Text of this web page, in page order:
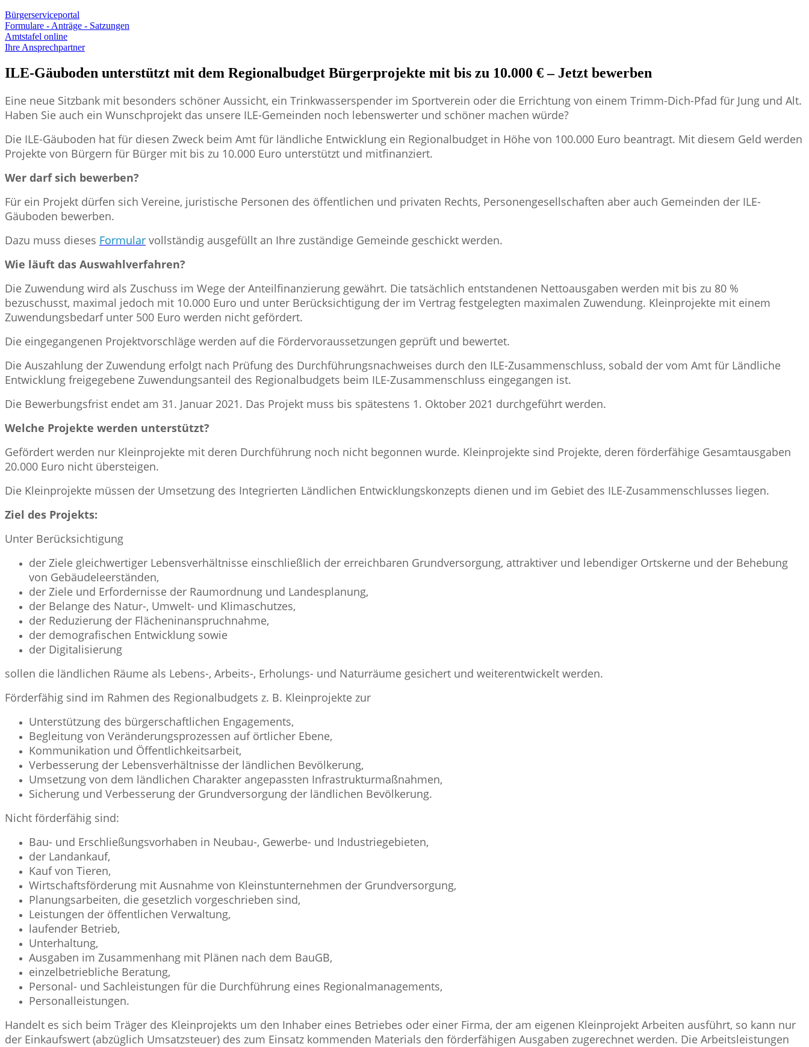
Bürgerserviceportal
Formulare - Anträge - Satzungen
Amtstafel online
Ihre Ansprechpartner
ILE-Gäuboden unterstützt mit dem Regionalbudget Bürgerprojekte mit bis zu 10.000 € – Jetzt bewerben
Eine neue Sitzbank mit besonders schöner Aussicht, ein Trinkwasserspender im Sportverein oder die Errichtung von einem Trimm-Dich-Pfad für Jung und Alt.
Haben Sie auch ein Wunschprojekt das unsere ILE-Gemeinden noch lebenswerter und schöner machen würde?
Die ILE-Gäuboden hat für diesen Zweck beim Amt für ländliche Entwicklung ein Regionalbudget in Höhe von 100.000 Euro beantragt. Mit diesem Geld werden
Projekte von Bürgern für Bürger mit bis zu 10.000 Euro unterstützt und mitfinanziert.
Wer darf sich bewerben?
Für ein Projekt dürfen sich Vereine, juristische Personen des öffentlichen und privaten Rechts, Personengesellschaften aber auch Gemeinden der ILE-
Gäuboden bewerben.
Dazu muss dieses Formular vollständig ausgefüllt an Ihre zuständige Gemeinde geschickt werden.
Wie läuft das Auswahlverfahren?
Die Zuwendung wird als Zuschuss im Wege der Anteilfinanzierung gewährt. Die tatsächlich entstandenen Nettoausgaben werden mit bis zu 80 %
bezuschusst, maximal jedoch mit 10.000 Euro und unter Berücksichtigung der im Vertrag festgelegten maximalen Zuwendung. Kleinprojekte mit einem
Zuwendungsbedarf unter 500 Euro werden nicht gefördert.
Die eingegangenen Projektvorschläge werden auf die Fördervoraussetzungen geprüft und bewertet.
Die Auszahlung der Zuwendung erfolgt nach Prüfung des Durchführungsnachweises durch den ILE-Zusammenschluss, sobald der vom Amt für Ländliche
Entwicklung freigegebene Zuwendungsanteil des Regionalbudgets beim ILE-Zusammenschluss eingegangen ist.
Die Bewerbungsfrist endet am 31. Januar 2021. Das Projekt muss bis spätestens 1. Oktober 2021 durchgeführt werden.
Welche Projekte werden unterstützt?
Gefördert werden nur Kleinprojekte mit deren Durchführung noch nicht begonnen wurde. Kleinprojekte sind Projekte, deren förderfähige Gesamtausgaben
20.000 Euro nicht übersteigen.
Die Kleinprojekte müssen der Umsetzung des Integrierten Ländlichen Entwicklungskonzepts dienen und im Gebiet des ILE-Zusammenschlusses liegen.
Ziel des Projekts:
Unter Berücksichtigung
der Ziele gleichwertiger Lebensverhältnisse einschließlich der erreichbaren Grundversorgung, attraktiver und lebendiger Ortskerne und der Behebung
von Gebäudeleerständen,
der Ziele und Erfordernisse der Raumordnung und Landesplanung,
der Belange des Natur-, Umwelt- und Klimaschutzes,
der Reduzierung der Flächeninanspruchnahme,
der demografischen Entwicklung sowie
der Digitalisierung
sollen die ländlichen Räume als Lebens-, Arbeits-, Erholungs- und Naturräume gesichert und weiterentwickelt werden.
Förderfähig sind im Rahmen des Regionalbudgets z. B. Kleinprojekte zur
Unterstützung des bürgerschaftlichen Engagements,
Begleitung von Veränderungsprozessen auf örtlicher Ebene,
Kommunikation und Öffentlichkeitsarbeit,
Verbesserung der Lebensverhältnisse der ländlichen Bevölkerung,
Umsetzung von dem ländlichen Charakter angepassten Infrastrukturmaßnahmen,
Sicherung und Verbesserung der Grundversorgung der ländlichen Bevölkerung.
Nicht förderfähig sind:
Bau- und Erschließungsvorhaben in Neubau-, Gewerbe- und Industriegebieten,
der Landankauf,
Kauf von Tieren,
Wirtschaftsförderung mit Ausnahme von Kleinstunternehmen der Grundversorgung,
Planungsarbeiten, die gesetzlich vorgeschrieben sind,
Leistungen der öffentlichen Verwaltung,
laufender Betrieb,
Unterhaltung,
Ausgaben im Zusammenhang mit Plänen nach dem BauGB,
einzelbetriebliche Beratung,
Personal- und Sachleistungen für die Durchführung eines Regionalmanagements,
Personalleistungen.
Handelt es sich beim Träger des Kleinprojekts um den Inhaber eines Betriebes oder einer Firma, der am eigenen Kleinprojekt Arbeiten ausführt, so kann nur
der Einkaufswert (abzüglich Umsatzsteuer) des zum Einsatz kommenden Materials den förderfähigen Ausgaben zugerechnet werden. Die Arbeitsleistungen